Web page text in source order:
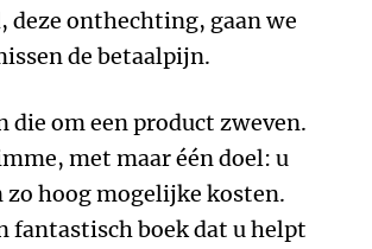
deze onthechting, gaan we
de betaalpijn.
die om een product zweven.
met maar één doel: u
hoog mogelijke kosten.
fantastisch boek dat u helpt